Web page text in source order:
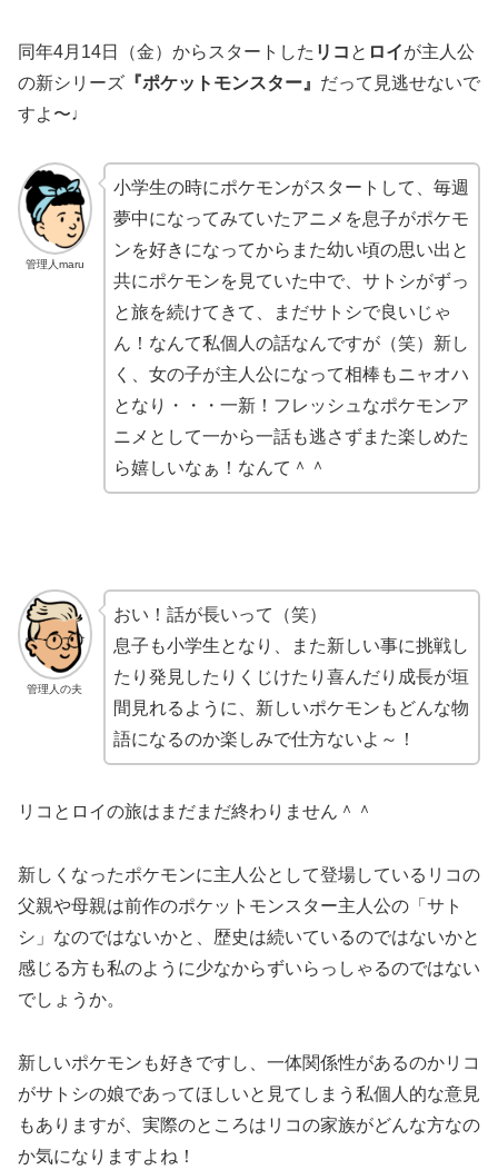
同年4月14日（金）からスタートした リコ と ロイが主人公
の新シリーズ 『ポケットモンスター』 だって見逃せないで
すよ〜♩
管理人maru
小学生の時にポケモンがスタートして、毎週
夢中になってみていたアニメを息子がポケモ
ンを好きになってからまた幼い頃の思い出と
共にポケモンを見ていた中で、サトシがずっ
と旅を続けてきて、まだサトシで良いじゃ
ん！なんて私個人の話なんですが（笑）新し
く、女の子が主人公になって相棒もニャオハ
となり・・・一新！フレッシュなポケモンア
ニメとして一から一話も逃さずまた楽しめた
ら嬉しいなぁ！なんて＾＾
管理人の夫
おい！話が長いって（笑）
息子も小学生となり、また新しい事に挑戦し
たり発見したりくじけたり喜んだり成長が垣
間見れるように、新しいポケモンもどんな物
語になるのか楽しみで仕方ないよ～！
リコとロイの旅はまだまだ終わりません＾＾
新しくなったポケモンに主人公として登場しているリコの
父親や母親は前作のポケットモンスター主人公の「サト
シ」なのではないかと、歴史は続いているのではないかと
感じる方も私のように少なからずいらっしゃるのではない
でしょうか。
新しいポケモンも好きですし、一体関係性があるのかリコ
がサトシの娘であってほしいと見てしまう私個人的な意見
もありますが、実際のところはリコの家族がどんな方なの
か気になりますよね！